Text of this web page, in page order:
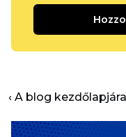
‹ A blog kezdőlapjára